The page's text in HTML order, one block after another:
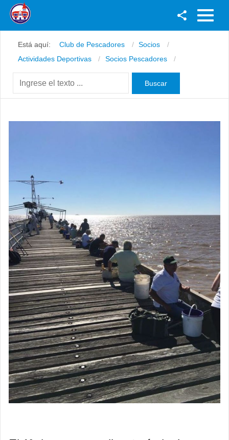
Youtube
Instagram
Está aquí: Club de Pescadores
Socios
Actividades Deportivas
Socios Pescadores